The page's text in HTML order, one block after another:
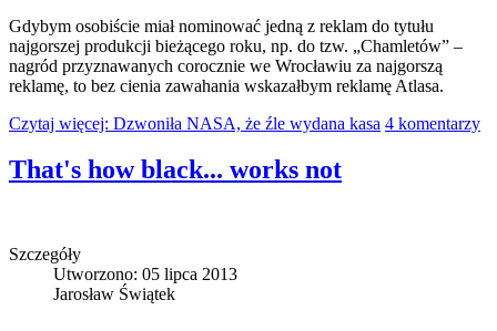
Gdybym osobiście miał nominować jedną z reklam do tytułu
najgorszej produkcji bieżącego roku, np. do tzw. „Chamletów” –
nagród przyznawanych corocznie we Wrocławiu za najgorszą
reklamę, to bez cienia zawahania wskazałbym reklamę Atlasa.
Czytaj więcej: Dzwoniła NASA, że źle wydana kasa 4 komentarzy
That's how black... works not
Szczegóły
Utworzono: 05 lipca 2013
Jarosław Świątek